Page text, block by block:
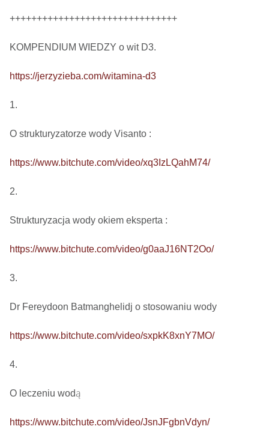
+++++++++++++++++++++++++++++++
KOMPENDIUM WIEDZY o wit D3.
https://jerzyzieba.com/witamina-d3
1.
O strukturyzatorze wody Visanto :
https://www.bitchute.com/video/xq3IzLQahM74/
2.
Strukturyzacja wody okiem eksperta :
https://www.bitchute.com/video/g0aaJ16NT2Oo/
3.
Dr Fereydoon Batmanghelidj o stosowaniu wody
https://www.bitchute.com/video/sxpkK8xnY7MO/
4.
O leczeniu wodą
https://www.bitchute.com/video/JsnJFgbnVdyn/